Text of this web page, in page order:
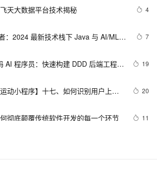
天大数据平台技术揭秘 4
：2024 最新技术栈下 Java 与 AI/ML
7
AI 程序员：快速构建 DDD 后端工程模
19
运动小程序】十七、如何识别用户上传
20
彻底颠覆传统软件开发的每一个环节 11
七：基于mediapipe的虚拟鼠标控制
）利用人工智能和物联网实现数字化